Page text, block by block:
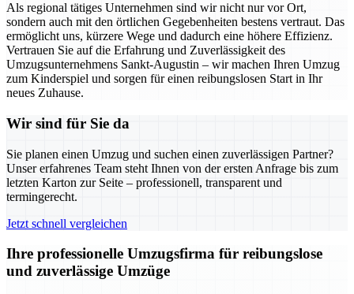
Als regional tätiges Unternehmen sind wir nicht nur vor Ort,
sondern auch mit den örtlichen Gegebenheiten bestens vertraut. Das
ermöglicht uns, kürzere Wege und dadurch eine höhere Effizienz.
Vertrauen Sie auf die Erfahrung und Zuverlässigkeit des
Umzugsunternehmens Sankt-Augustin – wir machen Ihren Umzug
zum Kinderspiel und sorgen für einen reibungslosen Start in Ihr
neues Zuhause.
Wir sind für Sie da
Sie planen einen Umzug und suchen einen zuverlässigen Partner?
Unser erfahrenes Team steht Ihnen von der ersten Anfrage bis zum
letzten Karton zur Seite – professionell, transparent und
termingerecht.
Jetzt schnell vergleichen
Ihre professionelle Umzugsfirma für reibungslose
und zuverlässige Umzüge